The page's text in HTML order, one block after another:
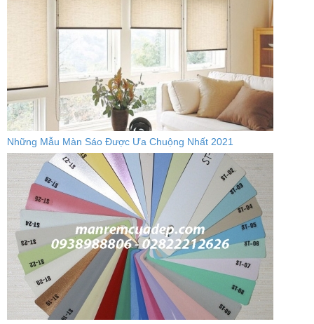
Những Mẫu Màn Sáo Được Ưa Chuộng Nhất 2021